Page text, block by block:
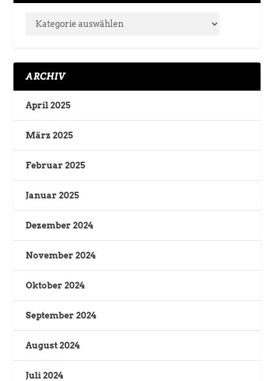
ARCHIV
April 2025
März 2025
Februar 2025
Januar 2025
Dezember 2024
November 2024
Oktober 2024
September 2024
August 2024
Juli 2024